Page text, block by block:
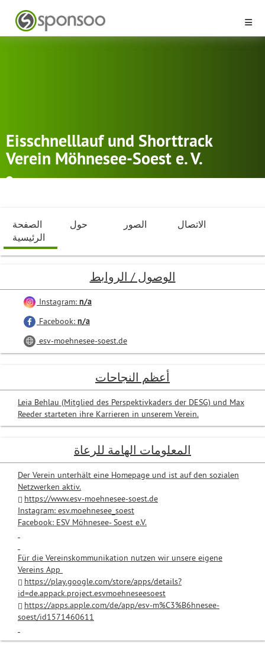
Eisschnelllauf und Shorttrack
Verein Möhnesee-Soest e. V.
Möhnesee
الصفحة
الرئيسية
حول الصور الاتصال
الوصول / الروابط
Instagram: n/a
Facebook: n/a
esv-moehnesee-soest.de
أعظم النجاحات
Leia Behlau (Mitglied des Perspektivkaders der DESG) und Max
Reeder starteten ihre Karrieren in unserem Verein.
المعلومات الهامة للرعاة
Der Verein unterhält eine Homepage und ist auf den sozialen
Netzwerken aktiv.
https://www.esv-moehnesee-soest.de
Instagram: esv.moehnesee_soest
Facebook: ESV Möhnesee- Soest e.V.
Für die Vereinskommunikation nutzen wir unsere eigene
Vereins App
https://play.google.com/store/apps/details?
id=de.appack.project.esvmoehneseesoest
https://apps.apple.com/de/app/esv-m%C3%B6hnesee-
soest/id1571460611